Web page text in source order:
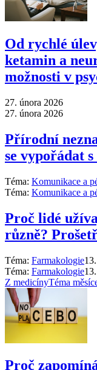
Od rychlé
ketamin a
možnosti v
27. února 2026
27. února 2026
Přírodní
se vypořádat
Téma: Komunikace a
Téma: Komunikace a
Proč lidé
různě?
Téma: Farmakologie
Téma: Farmakologie
Z medicínyTéma
Proč